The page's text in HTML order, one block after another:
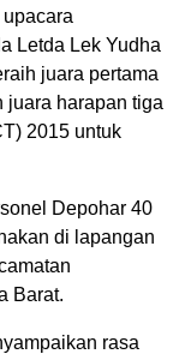
upacara
Letda Lek Yudha
juara pertama
juara harapan tiga
2015 untuk
Depohar 40
di lapangan
Barat.
rasa